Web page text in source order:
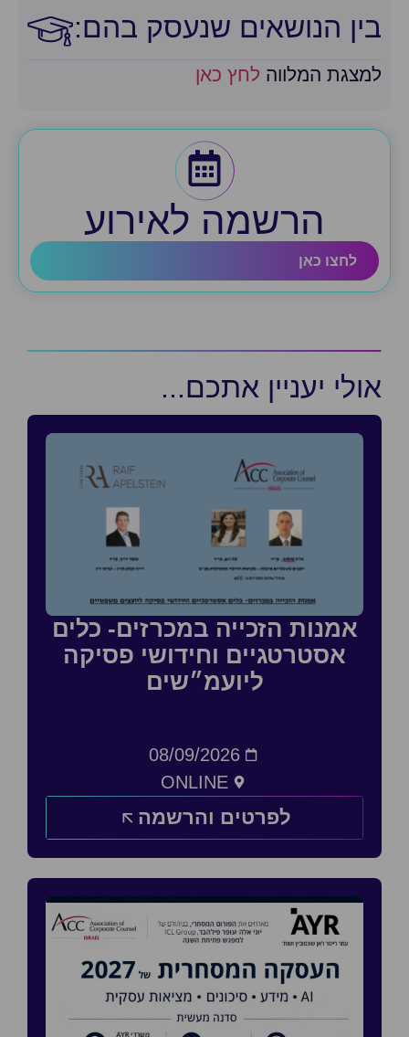
בין הנושאים שנעסק בהם:​
למצגת המלווה לחץ כאן
הרשמה לאירוע
לחצו כאן
אולי יעניין אתכם...
אמנות הזכייה במכרזים- כלים
אסטרטגיים וחידושי פסיקה
ליועמ״שים
08/09/2026
ONLINE
לפרטים והרשמה